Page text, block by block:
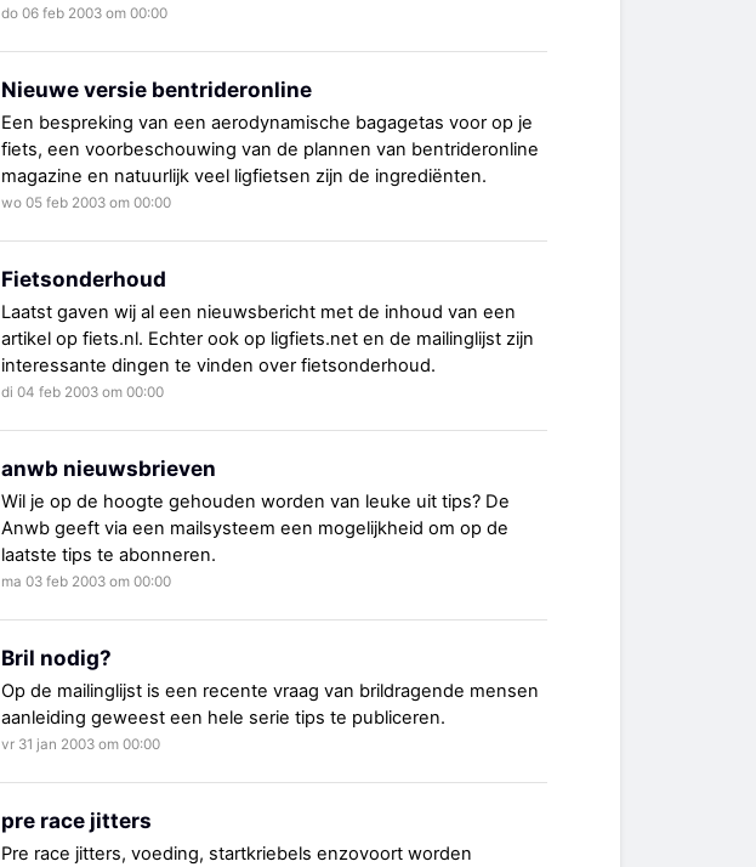
do 06 feb 2003 om 00:00
Nieuwe versie bentrideronline
Een bespreking van een aerodynamische bagagetas voor op je
fiets, een voorbeschouwing van de plannen van bentrideronline
magazine en natuurlijk veel ligfietsen zijn de ingrediënten.
wo 05 feb 2003 om 00:00
Fietsonderhoud
Laatst gaven wij al een nieuwsbericht met de inhoud van een
artikel op fiets.nl. Echter ook op ligfiets.net en de mailinglijst zijn
interessante dingen te vinden over fietsonderhoud.
di 04 feb 2003 om 00:00
anwb nieuwsbrieven
Wil je op de hoogte gehouden worden van leuke uit tips? De
Anwb geeft via een mailsysteem een mogelijkheid om op de
laatste tips te abonneren.
ma 03 feb 2003 om 00:00
Bril nodig?
Op de mailinglijst is een recente vraag van brildragende mensen
aanleiding geweest een hele serie tips te publiceren.
vr 31 jan 2003 om 00:00
pre race jitters
Pre race jitters, voeding, startkriebels enzovoort worden